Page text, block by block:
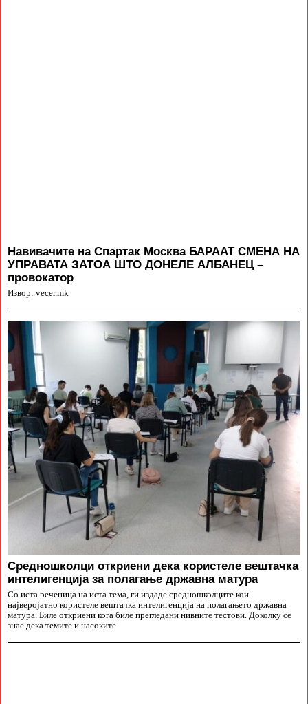
Навивачите на Спартак Москва БАРААТ СМЕНА НА
УПРАВАТА ЗАТОА ШТО ДОНЕЛЕ АЛБАНЕЦ –
провокатор
Извор: vecer.mk
Средношколци откриени дека користеле вештачка
интелигенција за полагање државна матура
Со иста реченица на иста тема, ги издаде средношколците кои
најверојатно користеле вештачка интелигенција на полагањето државна
матура. Биле откриени кога биле прегледани нивните тестови. Доколку се
знае дека темите и насоките